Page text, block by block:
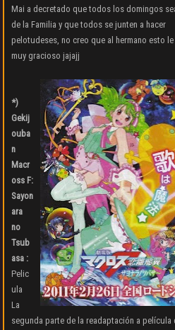
Mai a decretado que todos los domingos
de la Familia y que todos se junten a hacer
pelotudeses, no creo que al hermano esto le
muy gracioso jajajj
*)
Gekij
ouba
n
Macr
oss F:
Sayon
ara
no
Tsub
asa :
Pelic
ula
La
segunda parte de la readaptación a película